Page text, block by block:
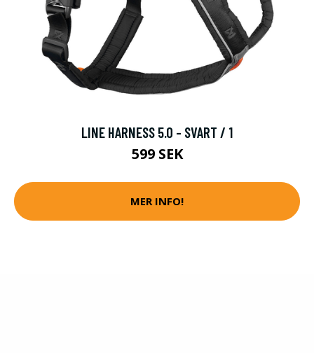
LINE HARNESS 5.0 - SVART / 1
599 SEK
MER INFO!